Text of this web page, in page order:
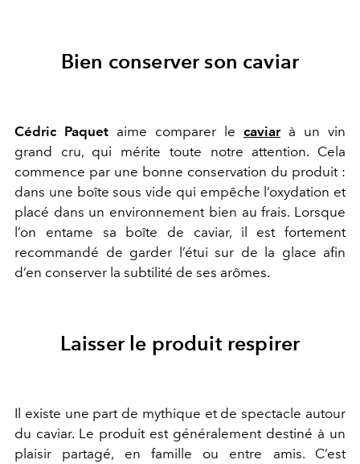
Bien conserver son caviar
Cédric Paquet aime comparer le caviarà un vin
grand cru, qui mérite toute notre attention. Cela
commence par une bonne conservation du produit :
dans une boîte sous vide qui empêche l’oxydation et
placé dans un environnement bien au frais. Lorsque
l’on entame sa boîte de caviar, il est fortement
recommandé de garder l’étui sur de la glace afin
d’en conserver la subtilité de ses arômes.
Laisser le produit respirer
Il existe une part de mythique et de spectacle autour
du caviar. Le produit est généralement destiné à un
plaisir partagé, en famille ou entre amis. C’est